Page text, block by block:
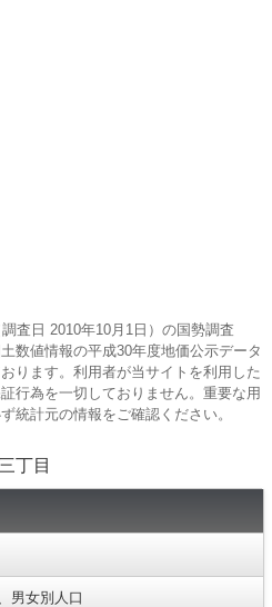
査日 2010年10月1日）の国勢調査
数値情報の平成30年度地価公示データ
ります。利用者が当サイトを利用した
行為を一切しておりません。重要な用
統計元の情報をご確認ください。
丁目
男女別人口